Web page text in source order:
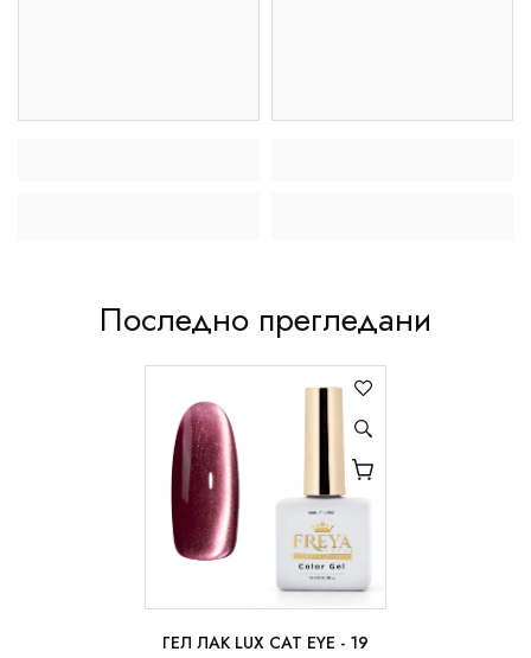
Последно прегледани
10 ml
ГЕЛ ЛАК LUX CAT EYE - 19